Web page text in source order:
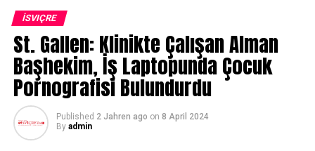
İSVIÇRE
St. Gallen: Klinikte Çalışan Alman
Başhekim, İş Laptopunda Çocuk
Pornografisi Bulundurdu
Published 2 Jahren ago on 8 April 2024
By admin